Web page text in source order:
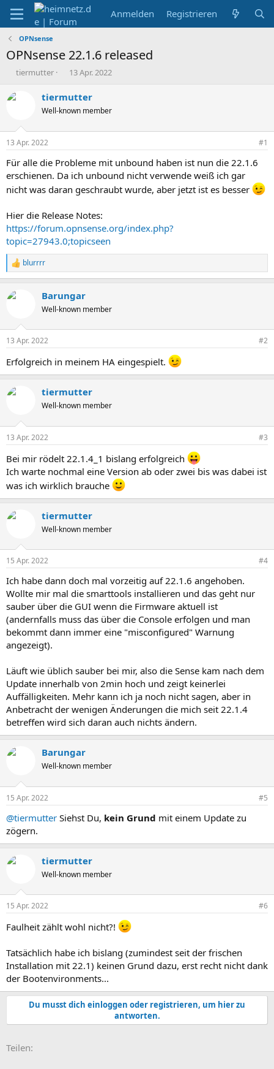
Anmelden Registrieren
OPNsense
OPNsense 22.1.6 released
E
s
e
r
tiermutter
E
s
e
t
a
m
13 Apr. 2022
tiermutter
Well-known member
13 Apr. 2022 #1
Für alle die Probleme mit unbound haben ist nun die 22.1.6
erschienen. Da ich unbound nicht verwende weiß ich gar
nicht was daran geschraubt wurde, aber jetzt ist es besser
Hier die Release Notes:
https://forum.opnsense.org/index.php?
topic=27943.0;topicseen
R
e
k
e
:
blurrrr
Barungar
Well-known member
13 Apr. 2022 #2
Erfolgreich in meinem HA eingespielt.
tiermutter
Well-known member
13 Apr. 2022 #3
Bei mir rödelt 22.1.4_1 bislang erfolgreich
Ich warte nochmal eine Version ab oder zwei bis was dabei ist
was ich wirklich brauche
tiermutter
Well-known member
15 Apr. 2022 #4
Ich habe dann doch mal vorzeitig auf 22.1.6 angehoben.
Wollte mir mal die smarttools installieren und das geht nur
sauber über die GUI wenn die Firmware aktuell ist
(andernfalls muss das über die Console erfolgen und man
bekommt dann immer eine "misconfigured" Warnung
angezeigt).
Läuft wie üblich sauber bei mir, also die Sense kam nach dem
Update innerhalb von 2min hoch und zeigt keinerlei
Auffälligkeiten. Mehr kann ich ja noch nicht sagen, aber in
Anbetracht der wenigen Änderungen die mich seit 22.1.4
betreffen wird sich daran auch nichts ändern.
Barungar
Well-known member
15 Apr. 2022 #5
@tiermutter Siehst Du, kein Grund mit einem Update zu
zögern.
tiermutter
Well-known member
15 Apr. 2022 #6
Faulheit zählt wohl nicht?!
Tatsächlich habe ich bislang (zumindest seit der frischen
Installation mit 22.1) keinen Grund dazu, erst recht nicht dank
der Bootenvironments...
Du musst dich einloggen oder registrieren, um hier zu
antworten.
Teilen: